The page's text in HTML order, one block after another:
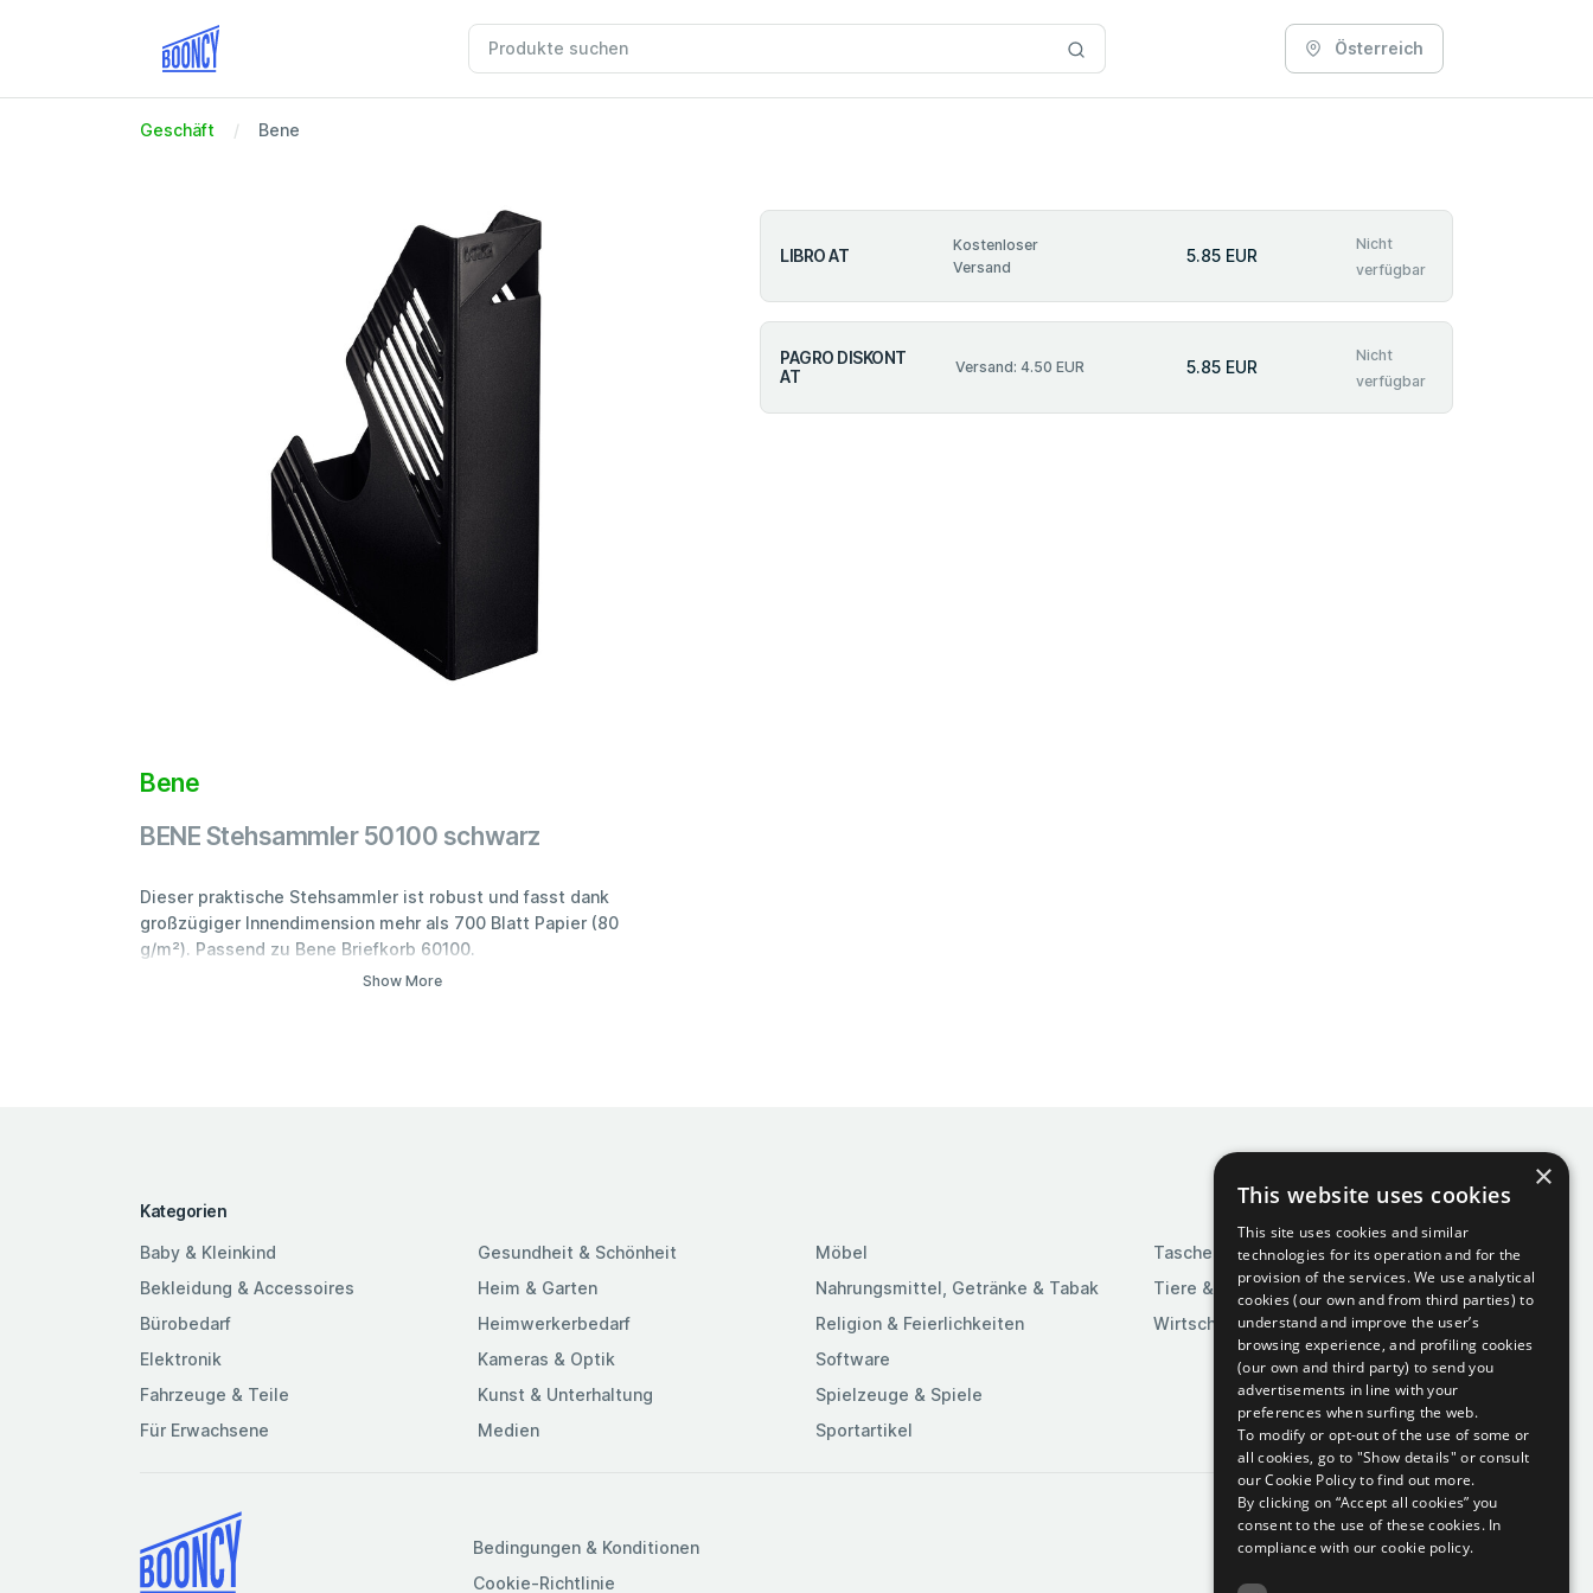
Österreich
Geschäft Bene
Bene
BENE Stehsammler 50100 schwarz
Dieser praktische Stehsammler ist robust und fasst dank
großzügiger Innendimension mehr als 700 Blatt Papier (80
g/m²). Passend zu Bene Briefkorb 60100.
Show More
LIBRO AT
Kostenloser
Versand
5.85 EUR
Nicht
verfügbar
PAGRO DISKONT
AT
Versand: 4.50 EUR 5.85 EUR
Nicht
verfügbar
Kategorien
Baby & Kleinkind
Bekleidung & Accessoires
Bürobedarf
Elektronik
Fahrzeuge & Teile
Für Erwachsene
Gesundheit & Schönheit
Heim & Garten
Heimwerkerbedarf
Kameras & Optik
Kunst & Unterhaltung
Medien
Möbel
Nahrungsmittel, Getränke & Tabak
Religion & Feierlichkeiten
Software
Spielzeuge & Spiele
Sportartikel
Taschen & Gepäck
Tiere & Tierbedarf
Wirtschaft & Industrie
Bedingungen & Konditionen
Cookie-Richtlinie
×
This website uses cookies
This site uses cookies and similar
technologies for its operation and for the
provision of the services. We use analytical
cookies (our own and from third parties) to
understand and improve the user’s
browsing experience, and profiling cookies
(our own and third party) to send you
advertisements in line with your
preferences when surfing the web.
To modify or opt-out of the use of some or
all cookies, go to "Show details" or consult
our Cookie Policy to find out more.
By clicking on “Accept all cookies” you
consent to the use of these cookies. In
compliance with our cookie policy.